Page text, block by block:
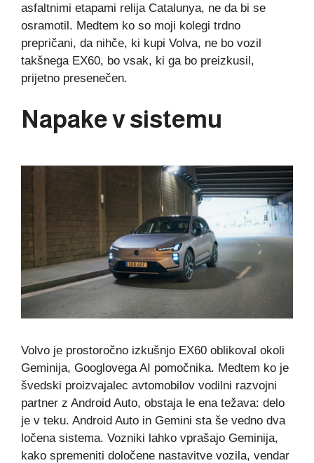
asfaltnimi etapami relija Catalunya, ne da bi se
osramotil. Medtem ko so moji kolegi trdno
prepričani, da nihče, ki kupi Volva, ne bo vozil
takšnega EX60, bo vsak, ki ga bo preizkusil,
prijetno presenečen.
Napake v sistemu
Volvo je prostoročno izkušnjo EX60 oblikoval okoli
Geminija, Googlovega AI pomočnika. Medtem ko je
švedski proizvajalec avtomobilov vodilni razvojni
partner z Android Auto, obstaja le ena težava: delo
je v teku. Android Auto in Gemini sta še vedno dva
ločena sistema. Vozniki lahko vprašajo Geminija,
kako spremeniti določene nastavitve vozila, vendar